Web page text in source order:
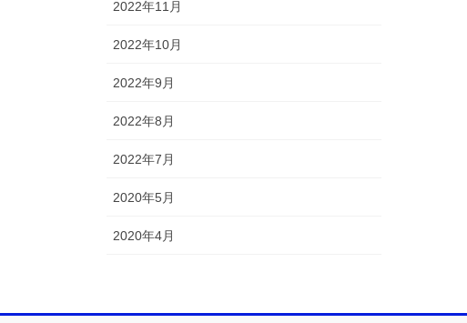
2022年11月
2022年10月
2022年9月
2022年8月
2022年7月
2020年5月
2020年4月